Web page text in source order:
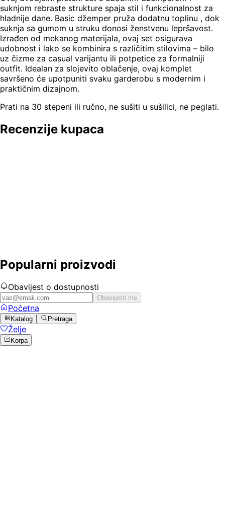
suknjom rebraste strukture spaja stil i funkcionalnost za
hladnije dane. Basic džemper pruža dodatnu toplinu , dok
suknja sa gumom u struku donosi ženstvenu lepršavost.
Izrađen od mekanog materijala, ovaj set osigurava
udobnost i lako se kombinira s različitim stilovima – bilo
uz čizme za casual varijantu ili potpetice za formalniji
outfit. Idealan za slojevito oblačenje, ovaj komplet
savršeno će upotpuniti svaku garderobu s modernim i
praktičnim dizajnom.
Prati na 30 stepeni ili ručno, ne sušiti u sušilici, ne peglati.
Recenzije kupaca
Popularni proizvodi
Obavijest o dostupnosti
Obavijesti me
Početna
Katalog Pretraga
Želje
Korpa